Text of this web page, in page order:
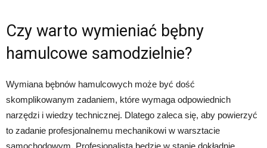
Czy warto wymieniać bębny
hamulcowe samodzielnie?
Wymiana bębnów hamulcowych może być dość
skomplikowanym zadaniem, które wymaga odpowiednich
narzędzi i wiedzy technicznej. Dlatego zaleca się, aby powierzyć
to zadanie profesjonalnemu mechanikowi w warsztacie